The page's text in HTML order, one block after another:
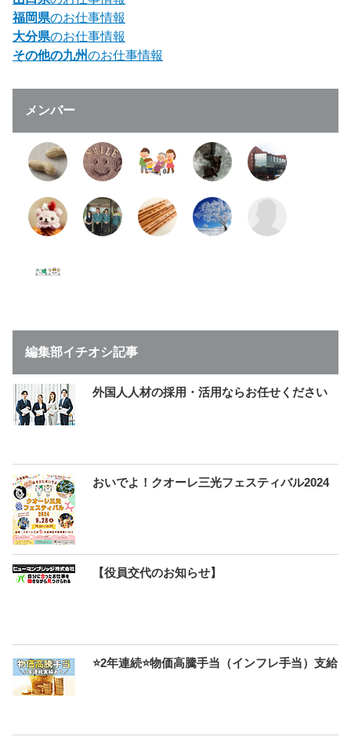
福岡県のお仕事情報
大分県のお仕事情報
その他の九州のお仕事情報
メンバー
編集部イチオシ記事
外国人人材の採用・活用ならお任せください
おいでよ！クオーレ三光フェスティバル2024
【役員交代のお知らせ】
⭐2年連続⭐物価高騰手当（インフレ手当）支給